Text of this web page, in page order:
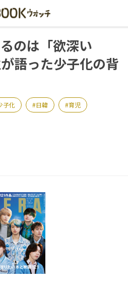
のは「欲深い
語った少子化の背
子化 日韓 育児